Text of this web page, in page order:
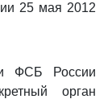
25 мая 2012
ФСБ России
орган